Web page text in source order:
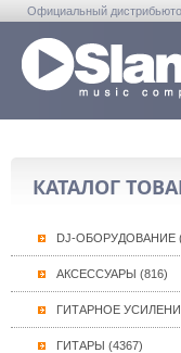
Официальный
КАТАЛОГ
DJ-ОБОРУДОВАНИЕ
АКСЕССУАРЫ (816)
ГИТАРНОЕ
ГИТАРЫ (4367)